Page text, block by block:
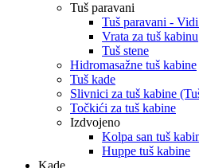
Tuš paravani
Tuš paravani -
Vrata za tuš kabinu
Tuš stene
Hidromasažne tuš kabine
Tuš kade
Slivnici za tuš kabine
Točkići za tuš kabine
Izdvojeno
Kolpa san tuš
Huppe tuš kabine
Kade